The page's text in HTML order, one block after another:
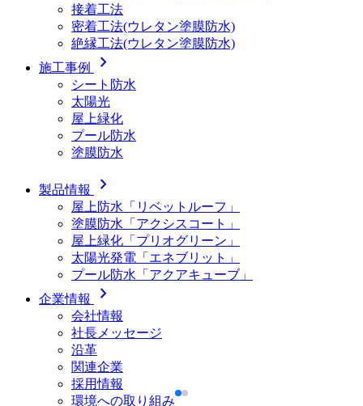
接着工法
密着工法(ウレタン塗膜防水)
絶縁工法(ウレタン塗膜防水)
施工事例
chevron_right
シート防水
太陽光
屋上緑化
プール防水
塗膜防水
製品情報 chevron_right
屋上防水「リベットルーフ」
塗膜防水「アクシスコート」
屋上緑化「プリオグリーン」
太陽光発電「エネブリット」
プール防水「アクアキューブ」
企業情報
chevron_right
会社情報
社長メッセージ
沿革
関連企業
採用情報
環境への取り組み